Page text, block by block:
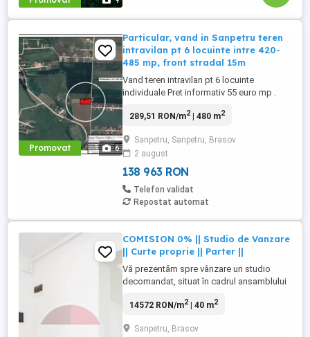
Promovat 6
Particular, vand in Sanpetru teren
intravilan pt 6 locuinte intre 420-
485 mp, front stradal 15m
Vand teren intravilan pt 6 locuinte
individuale Pret informativ 55 euro mp .
PUZ (S+P+1+M )si respectiv certificat de
Terenul are 2830 mp iar loturile sunt intre
420-485 mp fiecare. Se pot achizitiona
separat , ideal ...
289,51 RON/m2| 480 m2
Sanpetru, Sanpetru, Brasov
2 august
138 963 RON
Telefon validat
Repostat automat
COMISION 0% || Studio de Vanzare
|| Curte proprie || Parter ||
Vă prezentăm spre vânzare un studio
decomandat, situat în cadrul ansamblului
pe Strada Orizontului, una dintre cele mai
aflată la intersectia cu bulevardul 13
14572 RON/m2| 40 m2
Sanpetru, Brasov